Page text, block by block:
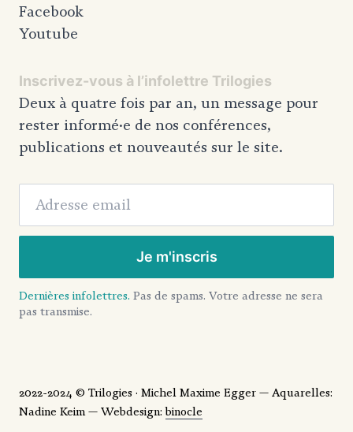
Facebook
Youtube
Inscrivez-vous à l’infolettre Trilogies
Deux à quatre fois par an, un message pour
rester informé·e de nos conférences,
publications et nouveautés sur le site.
Je m'inscris
Dernières infolettres. Pas de spams. Votre adresse ne sera
pas transmise.
2022-2024 © Trilogies · Michel Maxime Egger — Aquarelles:
Nadine Keim — Webdesign:binocle